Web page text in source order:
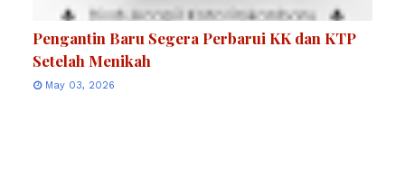
Pengantin Baru Segera Perbarui KK dan KTP
Setelah Menikah
May 03, 2026